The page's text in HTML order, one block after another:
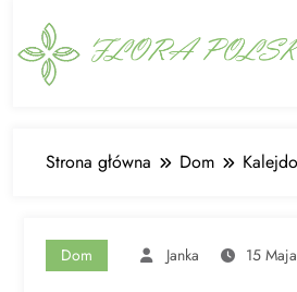
content
Strona główna Dom
Dom Janka 15